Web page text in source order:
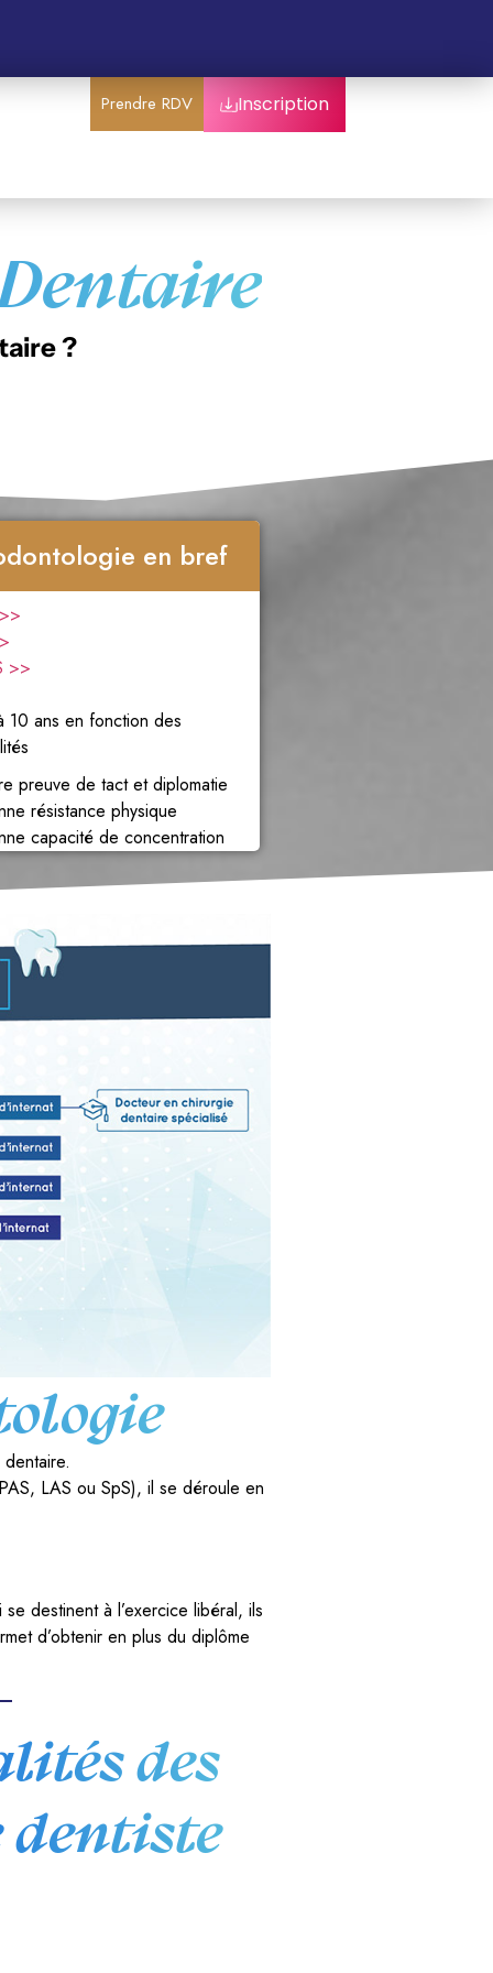
Prendre RDV Inscription
?
en bref
>>
10 ans en fonction des
preuve de tact et diplomatie
résistance physique
capacité de concentration
LAS ou SpS), il se déroule en
destinent à l’exercice libéral, ils
d’obtenir en plus du diplôme
des
dentiste